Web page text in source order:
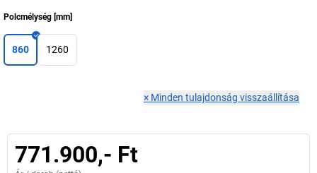
Polcmélység [mm]
860 1260
× Minden tulajdonság visszaállítása
771.900,- Ft